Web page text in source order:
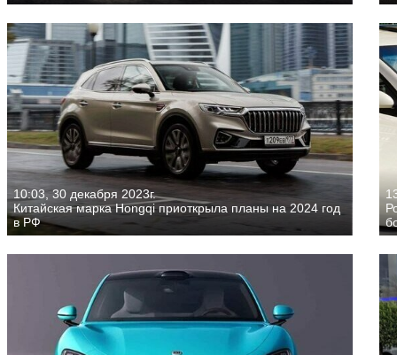
10:03, 30 декабря 2023г.
Китайская марка Hongqi приоткрыла планы на 2024 год
в РФ